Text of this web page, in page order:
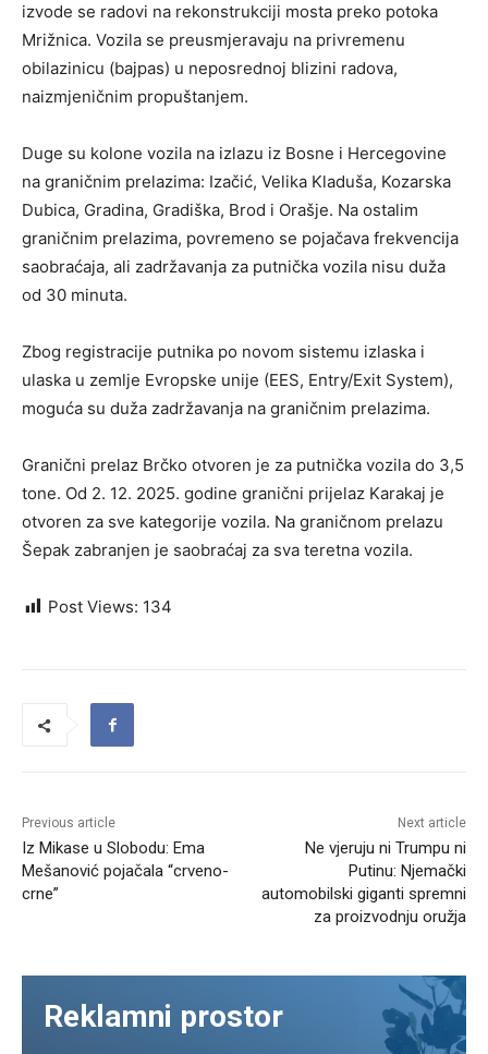
izvode se radovi na rekonstrukciji mosta preko potoka
Mrižnica. Vozila se preusmjeravaju na privremenu
obilazinicu (bajpas) u neposrednoj blizini radova,
naizmjeničnim propuštanjem.
Duge su kolone vozila na izlazu iz Bosne i Hercegovine
na graničnim prelazima: Izačić, Velika Kladuša, Kozarska
Dubica, Gradina, Gradiška, Brod i Orašje. Na ostalim
graničnim prelazima, povremeno se pojačava frekvencija
saobraćaja, ali zadržavanja za putnička vozila nisu duža
od 30 minuta.
Zbog registracije putnika po novom sistemu izlaska i
ulaska u zemlje Evropske unije (EES, Entry/Exit System),
moguća su duža zadržavanja na graničnim prelazima.
Granični prelaz Brčko otvoren je za putnička vozila do 3,5
tone. Od 2. 12. 2025. godine granični prijelaz Karakaj je
otvoren za sve kategorije vozila. Na graničnom prelazu
Šepak zabranjen je saobraćaj za sva teretna vozila.
Post Views: 134
Previous article
Iz Mikase u Slobodu: Ema
Mešanović pojačala “crveno-
crne”
Next article
Ne vjeruju ni Trumpu ni
Putinu: Njemački
automobilski giganti spremni
za proizvodnju oružja
Reklamni prostor